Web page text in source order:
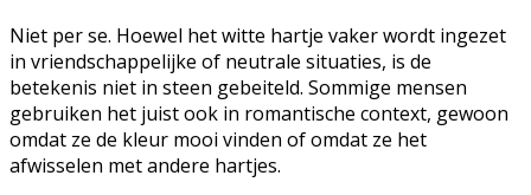
Niet per se. Hoewel het witte hartje vaker wordt ingezet
in vriendschappelijke of neutrale situaties, is de
betekenis niet in steen gebeiteld. Sommige mensen
gebruiken het juist ook in romantische context, gewoon
omdat ze de kleur mooi vinden of omdat ze het
afwisselen met andere hartjes.